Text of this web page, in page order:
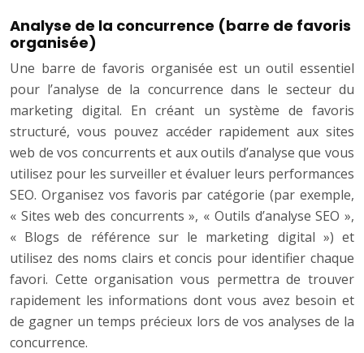
Analyse de la concurrence (barre de favoris
organisée)
Une barre de favoris organisée est un outil essentiel
pour l’analyse de la concurrence dans le secteur du
marketing digital. En créant un système de favoris
structuré, vous pouvez accéder rapidement aux sites
web de vos concurrents et aux outils d’analyse que vous
utilisez pour les surveiller et évaluer leurs performances
SEO. Organisez vos favoris par catégorie (par exemple,
« Sites web des concurrents », « Outils d’analyse SEO »,
« Blogs de référence sur le marketing digital ») et
utilisez des noms clairs et concis pour identifier chaque
favori. Cette organisation vous permettra de trouver
rapidement les informations dont vous avez besoin et
de gagner un temps précieux lors de vos analyses de la
concurrence.